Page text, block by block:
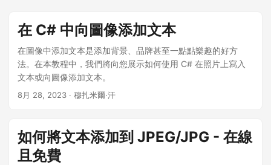
在 C# 中向圖像添加文本
在圖像中添加文本是添加背景、品牌甚至一點點樂趣的好方
法。在本教程中，我們將向您展示如何使用 C# 在照片上寫入
文本或向圖像添加文本。
8月 28, 2023 · 穆扎米爾·汗
如何將文本添加到 JPEG/JPG - 在線
且免費